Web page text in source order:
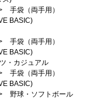
手袋（両手用）
BASIC)
手袋（両手用）
BASIC)
・カジュアル
手袋（両手用）
BASIC)
野球・ソフトボール